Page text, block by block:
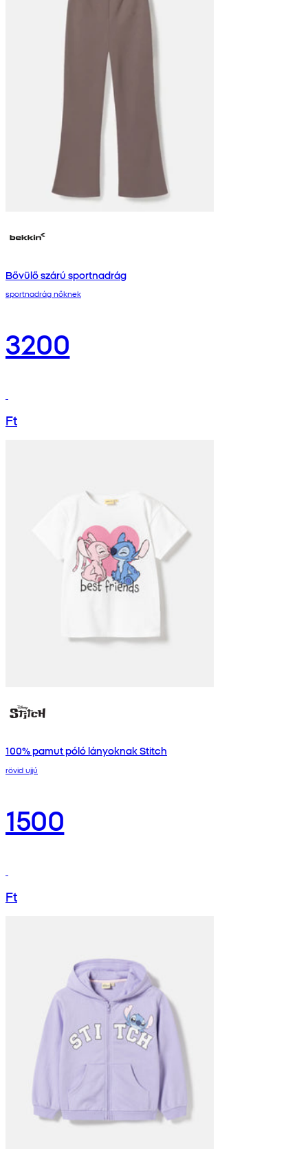
Bővülő szárú sportnadrág
sportnadrág nőknek
3200
Ft
100% pamut póló lányoknak Stitch
rövid ujjú
1500
Ft